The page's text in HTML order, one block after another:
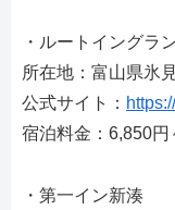
・ルートイングラ
所在地：富山県氷
公式サイト：
宿泊料金：6,850円
・第一イン新湊